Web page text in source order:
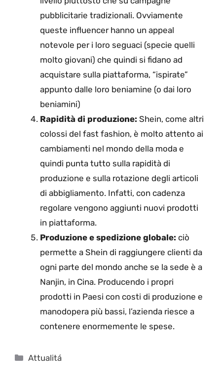
pubblicitarie tradizionali. Ovviamente
queste influencer hanno un appeal
notevole per i loro seguaci (specie quelli
molto giovani) che quindi si fidano ad
acquistare sulla piattaforma, “ispirate”
appunto dalle loro beniamine (o dai loro
beniamini)
Rapidità di produzione: Shein, come altri
colossi del fast fashion, è molto attento ai
cambiamenti nel mondo della moda e
quindi punta tutto sulla rapidità di
produzione e sulla rotazione degli articoli
di abbigliamento. Infatti, con cadenza
regolare vengono aggiunti nuovi prodotti
in piattaforma.
Produzione e spedizione globale: ciò
permette a Shein di raggiungere clienti da
ogni parte del mondo anche se la sede è a
Nanjin, in Cina. Producendo i propri
prodotti in Paesi con costi di produzione e
manodopera più bassi, l’azienda riesce a
contenere enormemente le spese.
Categorie
Attualitá